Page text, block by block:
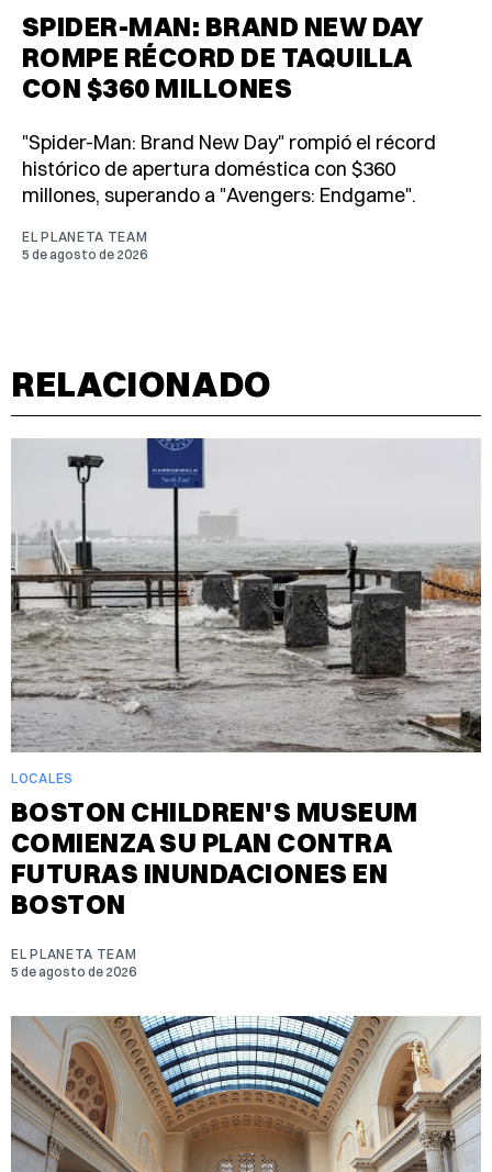
SPIDER-MAN: BRAND NEW DAY
ROMPE RÉCORD DE TAQUILLA
CON $360 MILLONES
"Spider-Man: Brand New Day" rompió el récord
histórico de apertura doméstica con $360
millones, superando a "Avengers: Endgame".
EL PLANETA TEAM
5 de agosto de 2026
RELACIONADO
LOCALES
BOSTON CHILDREN'S MUSEUM
COMIENZA SU PLAN CONTRA
FUTURAS INUNDACIONES EN
BOSTON
EL PLANETA TEAM
5 de agosto de 2026